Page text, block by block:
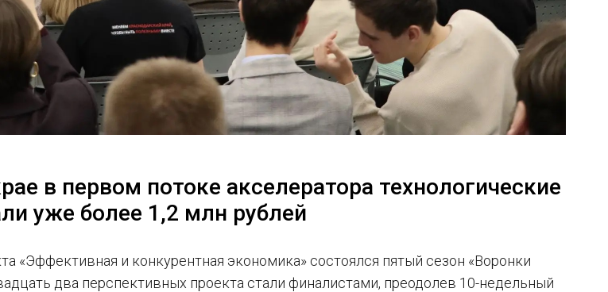
в первом потоке акселератора технологические
уже более 1,2 млн рублей
«Эффективная и конкурентная экономика» состоялся пятый сезон «Воронки
два перспективных проекта стали финалистами, преодолев 10-недельный